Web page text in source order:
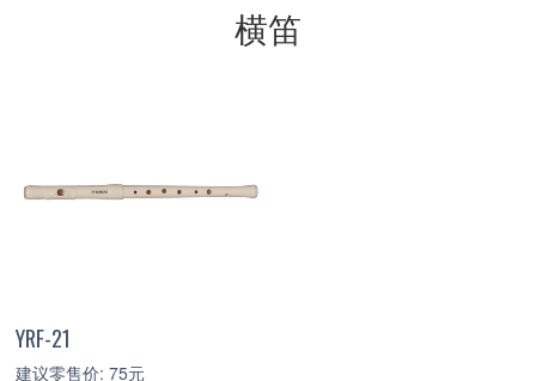
横笛
YRF-21
建议零售价: 75元